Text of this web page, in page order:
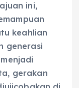
ini,
keahlian
generasi
gerakan